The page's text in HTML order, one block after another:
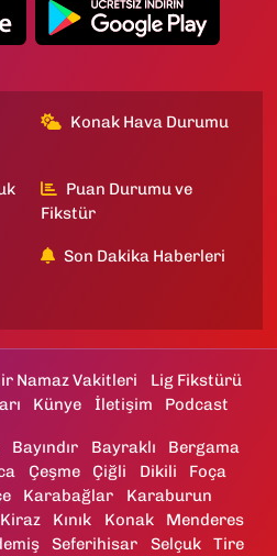
Konak Hava Durumu
Puan Durumu ve
Fikstür
Son Dakika Haberleri
Namaz Vakitleri
Lig Fikstürü
Künye İletişim Podcast
Bayındır Bayraklı
Bergama
Çeşme Çiğli Dikili
Foça
Karabağlar
Karaburun
Kiraz Kınık Konak
Menderes
Seferihisar Selçuk Tire